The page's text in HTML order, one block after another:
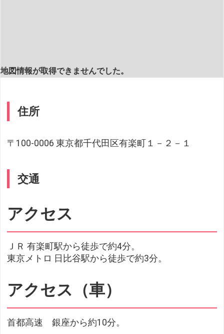
地図情報が取得できませんでした。
住所
〒100-0006 東京都千代田区有楽町１－２－１
交通
アクセス
ＪＲ 有楽町駅から徒歩で約4分。
東京メトロ 日比谷駅から徒歩で約3分。
アクセス（車）
首都高速 銀座から約10分。